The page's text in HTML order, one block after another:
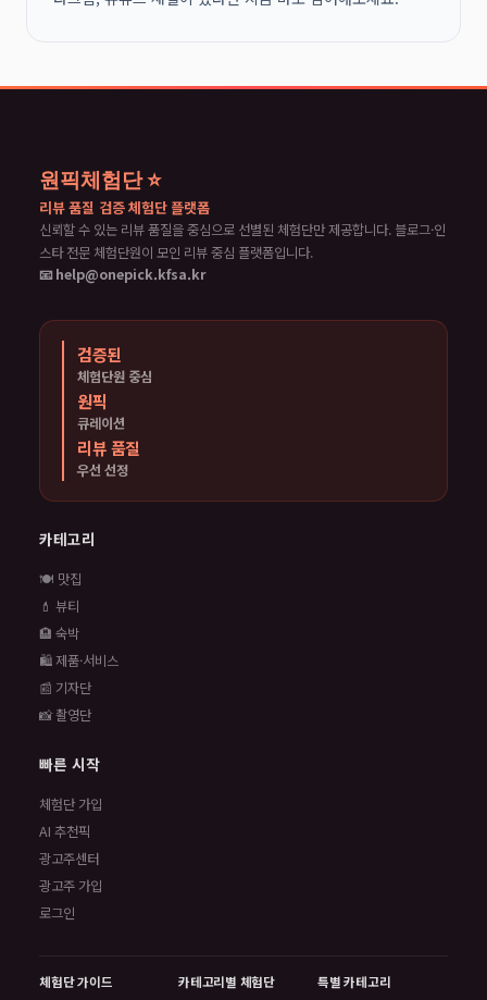
원픽체험단 ⭐
리뷰 품질 검증 체험단 플랫폼
신뢰할 수 있는 리뷰 품질을 중심으로 선별된 체험단만 제공합니다. 블로그·인
스타 전문 체험단원이 모인 리뷰 중심 플랫폼입니다.
📧 help@onepick.kfsa.kr
검증된
체험단원 중심
원픽
큐레이션
리뷰 품질
우선 선정
카테고리
🍽️ 맛집
💄 뷰티
🏨 숙박
🛍️ 제품·서비스
📰 기자단
📸 촬영단
빠른 시작
체험단 가입
AI 추천픽
광고주센터
광고주 가입
로그인
체험단 가이드
카테고리별 체험단
특별 카테고리